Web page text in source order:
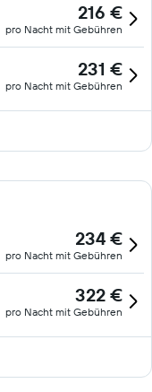
216 €
pro Nacht mit Gebühren
231 €
pro Nacht mit Gebühren
234 €
pro Nacht mit Gebühren
322 €
pro Nacht mit Gebühren